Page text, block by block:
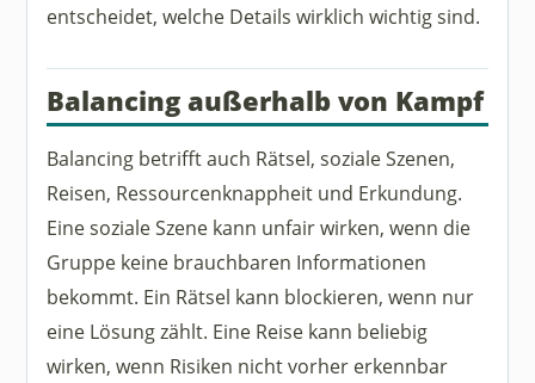
entscheidet, welche Details wirklich wichtig sind.
Balancing außerhalb von Kampf
Balancing betrifft auch Rätsel, soziale Szenen,
Reisen, Ressourcenknappheit und Erkundung.
Eine soziale Szene kann unfair wirken, wenn die
Gruppe keine brauchbaren Informationen
bekommt. Ein Rätsel kann blockieren, wenn nur
eine Lösung zählt. Eine Reise kann beliebig
wirken, wenn Risiken nicht vorher erkennbar